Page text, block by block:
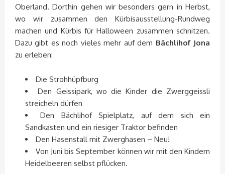
Oberland. Dorthin gehen wir besonders gern in Herbst,
wo wir zusammen den Kürbisausstellung-Rundweg
machen und Kürbis für Halloween zusammen schnitzen.
Dazu gibt es noch vieles mehr auf dem Bächlihof Jona
zu erleben:
Die Strohhüpfburg
Den Geissipark, wo die Kinder die Zwerggeissli
streicheln dürfen
Den Bächlihof Spielplatz, auf dem sich ein
Sandkasten und ein riesiger Traktor befinden
Den Hasenstall mit Zwerghasen – Neu!
Von Juni bis September können wir mit den Kindern
Heidelbeeren selbst pflücken.